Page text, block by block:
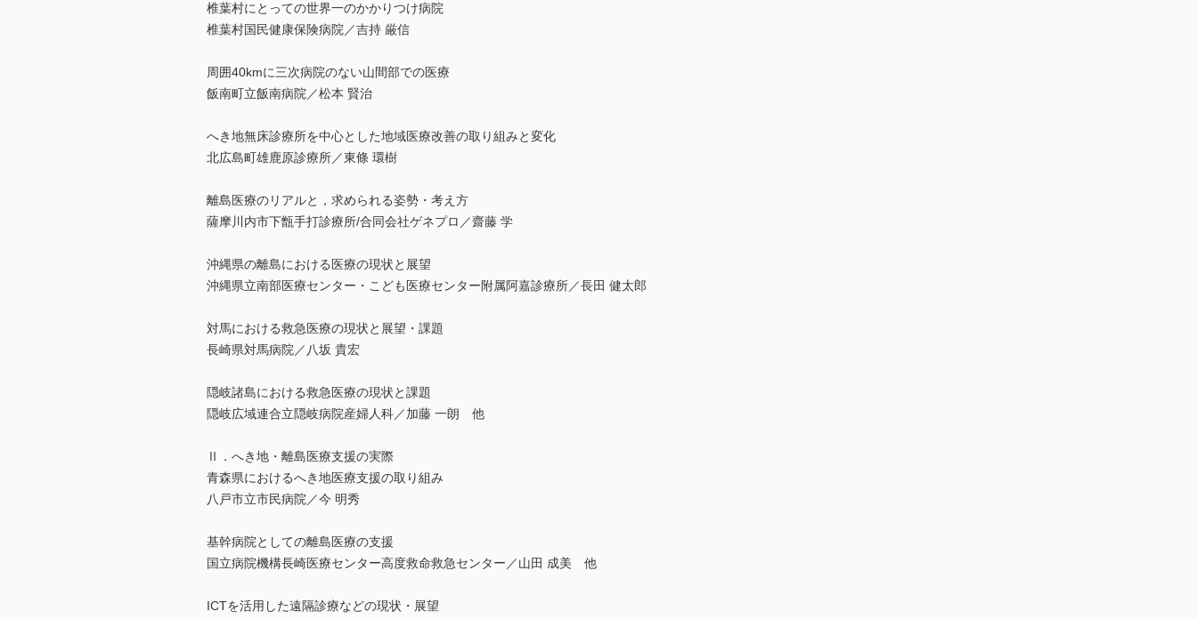
椎葉村にとっての世界一のかかりつけ病院
椎葉村国民健康保険病院／吉持 厳信
周囲40kmに三次病院のない山間部での医療
飯南町立飯南病院／松本 賢治
へき地無床診療所を中心とした地域医療改善の取り組みと変化
北広島町雄鹿原診療所／東條 環樹
離島医療のリアルと，求められる姿勢・考え方
薩摩川内市下甑手打診療所/合同会社ゲネプロ／齋藤 学
沖縄県の離島における医療の現状と展望
沖縄県立南部医療センター・こども医療センター附属阿嘉診療所／長田 健太郎
対馬における救急医療の現状と展望・課題
長崎県対馬病院／八坂 貴宏
隠岐諸島における救急医療の現状と課題
隠岐広域連合立隠岐病院産婦人科／加藤 一朗 他
Ⅱ．へき地・離島医療支援の実際
青森県におけるへき地医療支援の取り組み
八戸市立市民病院／今 明秀
基幹病院としての離島医療の支援
国立病院機構長崎医療センター高度救命救急センター／山田 成美 他
ICTを活用した遠隔診療などの現状・展望